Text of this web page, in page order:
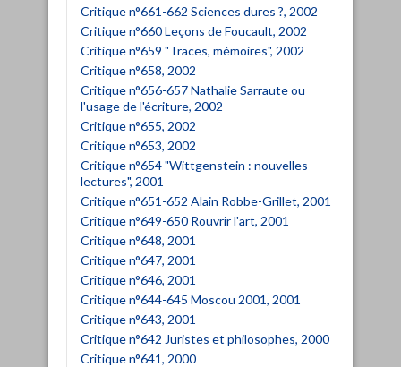
Critique n°661-662 Sciences dures ?, 2002
Critique n°660 Leçons de Foucault, 2002
Critique n°659 "Traces, mémoires", 2002
Critique n°658, 2002
Critique n°656-657 Nathalie Sarraute ou
l'usage de l'écriture, 2002
Critique n°655, 2002
Critique n°653, 2002
Critique n°654 "Wittgenstein : nouvelles
lectures", 2001
Critique n°651-652 Alain Robbe-Grillet, 2001
Critique n°649-650 Rouvrir l'art, 2001
Critique n°648, 2001
Critique n°647, 2001
Critique n°646, 2001
Critique n°644-645 Moscou 2001, 2001
Critique n°643, 2001
Critique n°642 Juristes et philosophes, 2000
Critique n°641, 2000